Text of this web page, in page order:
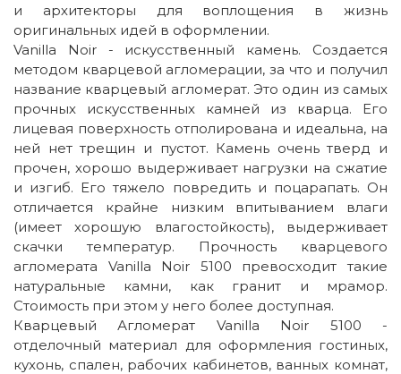
и архитекторы для воплощения в жизнь
оригинальных идей в оформлении.
Vanilla Noir - искусственный камень. Создается
методом кварцевой агломерации, за что и получил
название кварцевый агломерат. Это один из самых
прочных искусственных камней из кварца. Его
лицевая поверхность отполирована и идеальна, на
ней нет трещин и пустот. Камень очень тверд и
прочен, хорошо выдерживает нагрузки на сжатие
и изгиб. Его тяжело повредить и поцарапать. Он
отличается крайне низким впитыванием влаги
(имеет хорошую влагостойкость), выдерживает
скачки температур. Прочность кварцевого
агломерата Vanilla Noir 5100 превосходит такие
натуральные камни, как гранит и мрамор.
Стоимость при этом у него более доступная.
Кварцевый Агломерат Vanilla Noir 5100 -
отделочный материал для оформления гостиных,
кухонь, спален, рабочих кабинетов, ванных комнат,